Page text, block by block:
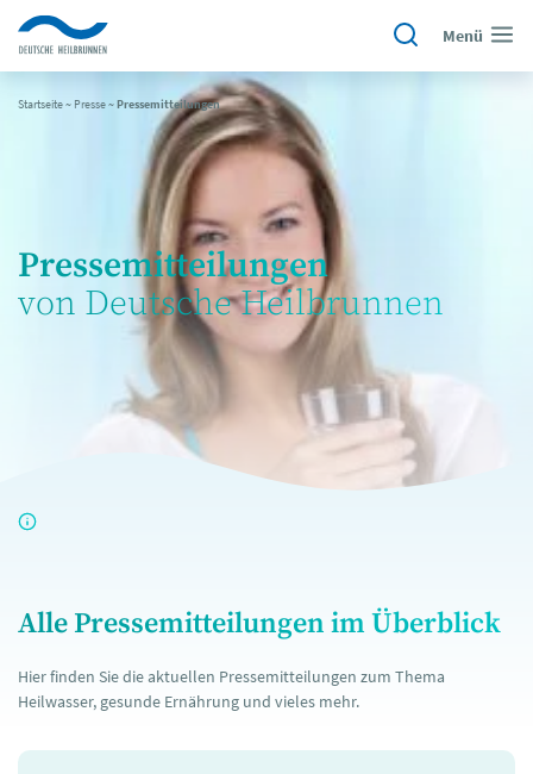
Menü
Startseite~ Presse~Pressemitteilungen
Pressemitteilungen
von Deutsche Heilbrunnen
Alle Pressemitteilungen im Überblick
Hier finden Sie die aktuellen Pressemitteilungen zum Thema
Heilwasser, gesunde Ernährung und vieles mehr.